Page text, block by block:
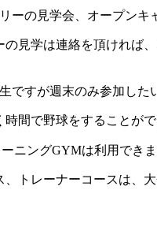
ーの見学会、オープンキ
の見学は連絡を頂ければ
ですが週末のみ参加した
時間で野球をすることが
ニングGYMは利用できま
、トレーナーコースは、